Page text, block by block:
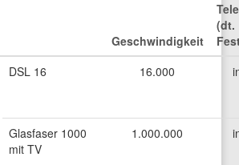
Geschwindigkeit
(dt.
DSL 16 16.000
Glasfaser 1000
mit TV
1.000.000